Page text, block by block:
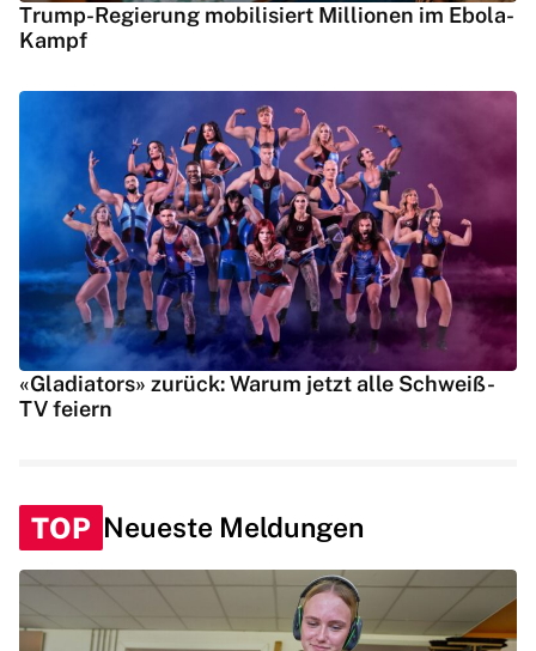
Trump-Regierung mobilisiert Millionen im Ebola-
Kampf
«Gladiators» zurück: Warum jetzt alle Schweiß-
TV feiern
TOP Neueste Meldungen